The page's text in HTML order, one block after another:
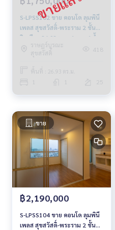
S-LPSS102 ขาย คอนโด ลุมพินี
เพลส สุขสวัสดิ์-พระราม 2 ชั้น25
วิวเมือง 26.93ตรม. 1นอน 1น้ำ
1.75 ล้าน 064-959-8900
ราษฎร์บูรณะ
สุขสวัสดิ์
418
พื้นที่ : 26.93 ตร.ม.
25
ขาย
฿2,190,000
S-LPSS104 ขาย คอนโด ลุมพินี
เพลส สุขสวัสดิ์-พระราม 2 ชั้น30